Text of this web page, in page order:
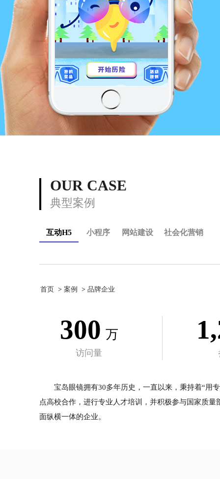
OUR CASE
典型案例
互动H5 小程序 网站建设 社会化营销
首页 案例 品牌企业
300 万
访问量
宝岛眼镜拥有30多年历史，一直以来，秉持着“用
点高校合作，进行专业人才培训，并积极参与国家质
面纵横一体的企业。